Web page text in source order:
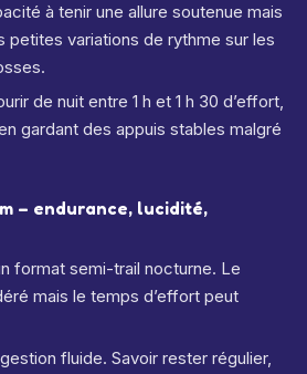
à tenir une allure soutenue mais
petites variations de rythme sur les
de nuit entre 1 h et 1 h 30 d’effort,
gardant des appuis stables malgré
– endurance, lucidité,
format semi-trail nocturne. Le
mais le temps d’effort peut
fluide. Savoir rester régulier,